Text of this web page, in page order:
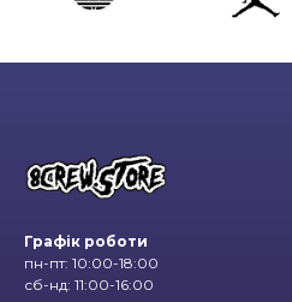
Графік роботи
пн-пт: 10:00-18:00
сб-нд: 11:00-16:00